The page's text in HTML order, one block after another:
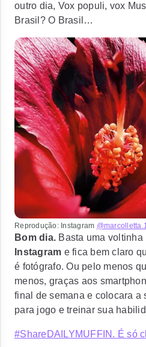
outro dia, Vox populi, vox
Brasil? O Brasil…
Reprodução: Instagram
Bom dia. Basta uma voltinha
Instagram e fica bem claro
é fotógrafo. Ou pelo menos
menos, graças aos
final de semana e colocara a
para jogo e treinar sua
#ShareDAILYMUFFIN. É só